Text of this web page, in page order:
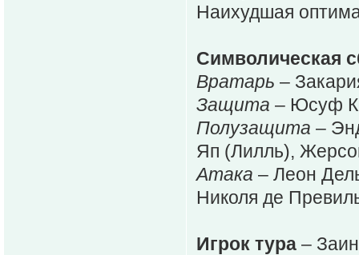
Наихудшая
Символическая
Вратарь –
Защита – Юсуф
Полузащита –
Яп (Лилль),
Атака – Леон
Николя де
Игрок тура –